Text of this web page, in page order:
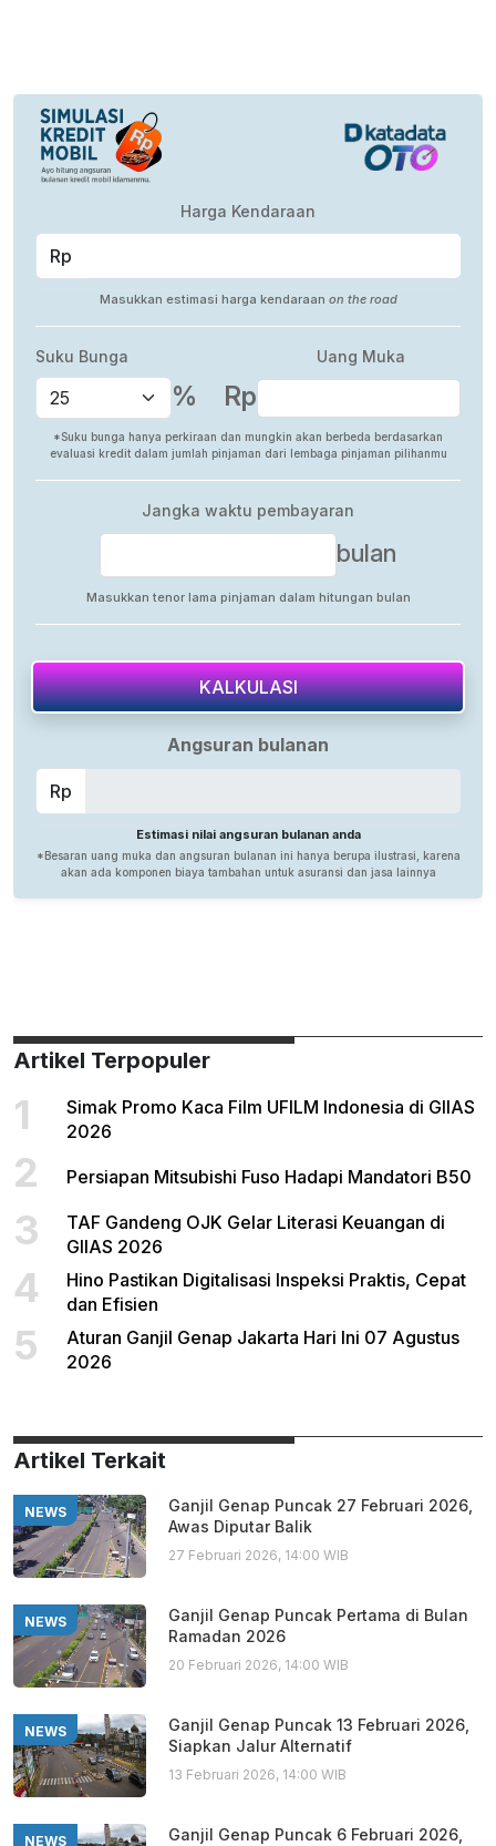
Artikel Terpopuler
1
Simak Promo Kaca Film UFILM Indonesia di GIIAS
2026
2 Persiapan Mitsubishi Fuso Hadapi Mandatori B50
3
TAF Gandeng OJK Gelar Literasi Keuangan di
GIIAS 2026
4
Hino Pastikan Digitalisasi Inspeksi Praktis, Cepat
dan Efisien
5
Aturan Ganjil Genap Jakarta Hari Ini 07 Agustus
2026
Artikel Terkait
NEWS
Ganjil Genap Puncak 27 Februari 2026,
Awas Diputar Balik
27 Februari 2026, 14:00 WIB
NEWS
Ganjil Genap Puncak Pertama di Bulan
Ramadan 2026
20 Februari 2026, 14:00 WIB
NEWS
Ganjil Genap Puncak 13 Februari 2026,
Siapkan Jalur Alternatif
13 Februari 2026, 14:00 WIB
NEWS Ganjil Genap Puncak 6 Februari 2026,